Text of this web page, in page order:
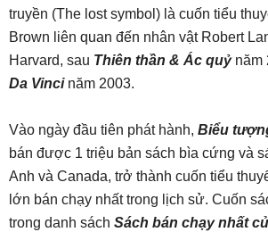
truyền (The lost symbol) là cuốn tiểu
Brown liên quan đến nhân vật Robert
Harvard, sau Thiên thần & Ác quỷ năm
Da Vincinăm 2003.
Vào ngày đầu tiên phát hành, Biểu
bán được 1 triệu bản sách bìa cứng và
Anh và Canada, trở thành cuốn tiểu
lớn bán chạy nhất trong lịch sử. Cuốn
trong danh sách Sách bán chạy nhất